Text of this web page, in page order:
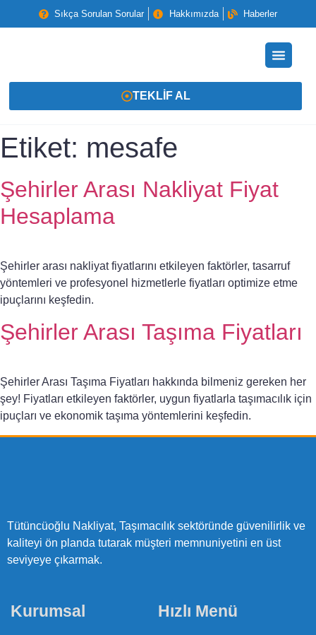
Sıkça Sorulan Sorular Hakkımızda Haberler
TEKLIF AL
Etiket: mesafe
Şehirler Arası Nakliyat Fiyat
Hesaplama
Şehirler arası nakliyat fiyatlarını etkileyen faktörler, tasarruf
yöntemleri ve profesyonel hizmetlerle fiyatları optimize etme
ipuçlarını keşfedin.
Şehirler Arası Taşıma Fiyatları
Şehirler Arası Taşıma Fiyatları hakkında bilmeniz gereken her
şey! Fiyatları etkileyen faktörler, uygun fiyatlarla taşımacılık için
ipuçları ve ekonomik taşıma yöntemlerini keşfedin.
Tütüncüoğlu Nakliyat, Taşımacılık sektöründe güvenilirlik ve
kaliteyi ön planda tutarak müşteri memnuniyetini en üst
seviyeye çıkarmak.
Kurumsal Hızlı Menü